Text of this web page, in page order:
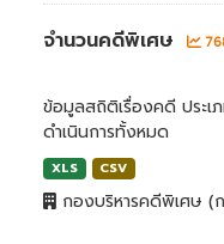
จำนวนคดีพิเศษ
ข้อมูลสถิติเรื่องคดี ประ
ดำเนินการทั้งหมด
XLS CSV
กองบริหารคดีพิเศษ (